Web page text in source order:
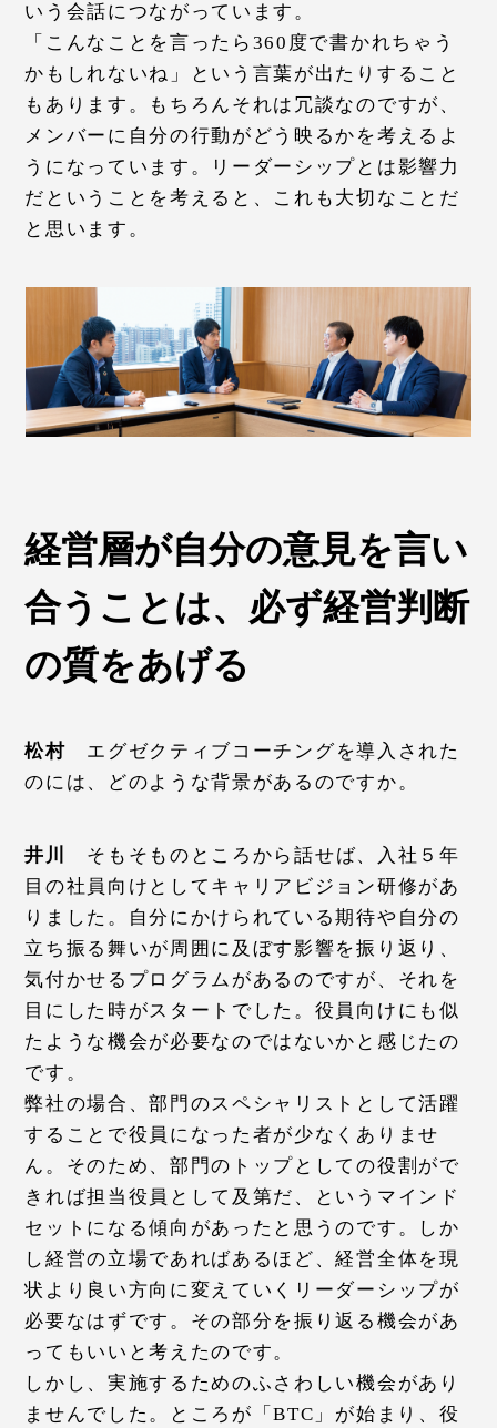
いう会話につながっています。
「こんなことを言ったら360度で書かれちゃう
かもしれないね」という言葉が出たりすること
もあります。もちろんそれは冗談なのですが、
メンバーに自分の行動がどう映るかを考えるよ
うになっています。リーダーシップとは影響力
だということを考えると、これも大切なことだ
と思います。
経営層が自分の意見を言い
合うことは、必ず経営判断
の質をあげる
松村 エグゼクティブコーチングを導入された
のには、どのような背景があるのですか。
井川
そもそものところから話せば、入社５年
目の社員向けとしてキャリアビジョン研修があ
りました。自分にかけられている期待や自分の
立ち振る舞いが周囲に及ぼす影響を振り返り、
気付かせるプログラムがあるのですが、それを
目にした時がスタートでした。役員向けにも似
たような機会が必要なのではないかと感じたの
です。
弊社の場合、部門のスペシャリストとして活躍
することで役員になった者が少なくありませ
ん。そのため、部門のトップとしての役割がで
きれば担当役員として及第だ、というマインド
セットになる傾向があったと思うのです。しか
し経営の立場であればあるほど、経営全体を現
状より良い方向に変えていくリーダーシップが
必要なはずです。その部分を振り返る機会があ
ってもいいと考えたのです。
しかし、実施するためのふさわしい機会があり
ませんでした。ところが「BTC」が始まり、役